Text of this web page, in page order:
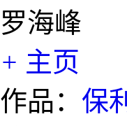
罗海峰
+ 主页
作品： 保